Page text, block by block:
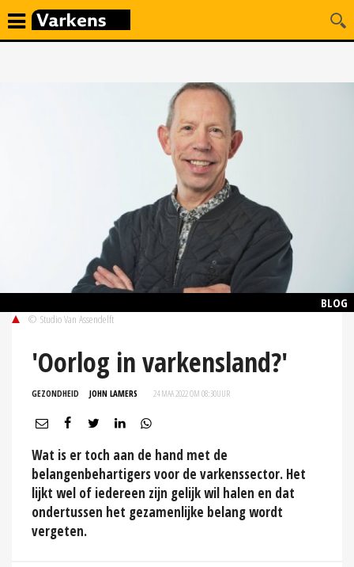
BLOG
© Studio Van Assendelft
'Oorlog in varkensland?'
GEZONDHEID JOHN LAMERS 24 MAA 2022 OM 08:30UUR
Wat is er toch aan de hand met de
belangenbehartigers voor de varkenssector. Het
lijkt wel of iedereen zijn gelijk wil halen en dat
ondertussen het gezamenlijke belang wordt
vergeten.